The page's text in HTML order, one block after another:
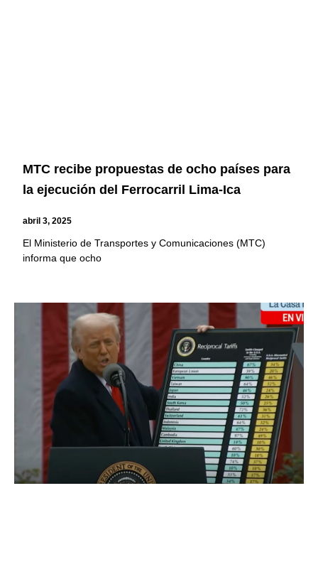
MTC recibe propuestas de ocho países para
la ejecución del Ferrocarril Lima-Ica
abril 3, 2025
El Ministerio de Transportes y Comunicaciones (MTC)
informa que ocho